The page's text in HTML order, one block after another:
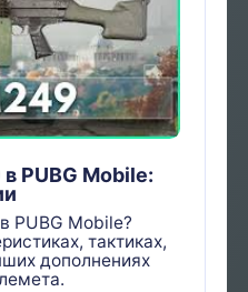
PUBG Mobile:
PUBG Mobile?
тактиках,
дополнениях